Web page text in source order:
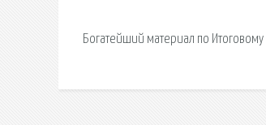
Богатейший материал по